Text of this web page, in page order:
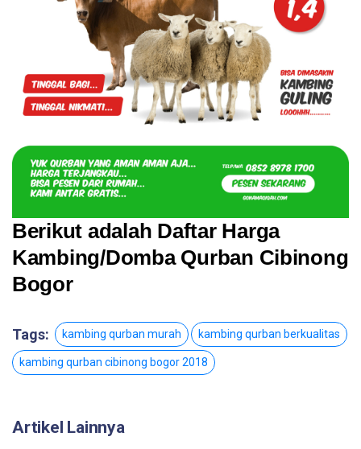
Berikut adalah Daftar Harga
Kambing/Domba Qurban Cibinong
Bogor
Tags: kambing qurban murah kambing qurban berkualitas
kambing qurban cibinong bogor 2018
Artikel Lainnya